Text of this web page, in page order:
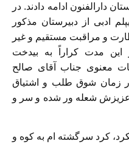
دارالفنون ادامه دادند. در
دیپلم ادبی از دبیرستان مذکور
و مراقبت مستقیم و غیر
مدت کراراً به بیدخت
معنوی جناب آقای صالح
زمان شوق طلب و اشتیاق
عزیزش شعله ور شده و سر و
کرد سرگشته ام به کوه و